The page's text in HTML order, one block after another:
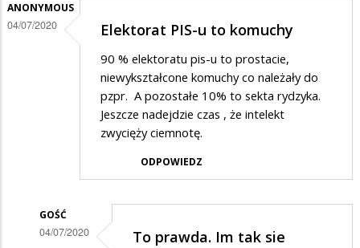
ANONYMOUS
04/07/2020 Elektorat PIS-u to komuchy
90 % elektoratu pis-u to prostacie,
niewykształcone komuchy co należały do
pzpr. A pozostałe 10% to sekta rydzyka.
Jeszcze nadejdzie czas , że intelekt
zwycięży ciemnotę.
ODPOWIEDZ
GOŚĆ
04/07/2020
To prawda. Im tak sie